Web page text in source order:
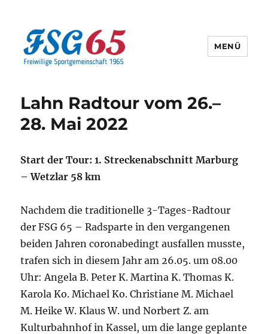
MENÜ
Lahn Radtour vom 26.–
28. Mai 2022
Start der Tour: 1. Streckenabschnitt Marburg
– Wetzlar 58 km
Nachdem die traditionelle 3-Tages-Radtour
der FSG 65 – Radsparte in den vergangenen
beiden Jahren coronabedingt ausfallen musste,
trafen sich in diesem Jahr am 26.05. um 08.00
Uhr: Angela B. Peter K. Martina K. Thomas K.
Karola Ko. Michael Ko. Christiane M. Michael
M. Heike W. Klaus W. und Norbert Z. am
Kulturbahnhof in Kassel, um die lange geplante